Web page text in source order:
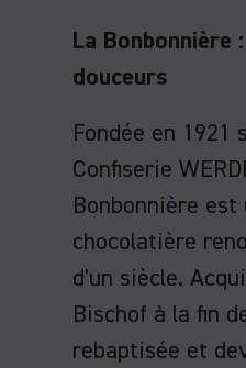
La Bonbonnière
douceurs
Fondée en 1921
Confiserie
Bonbonnière est
chocolatière
d'un siècle.
Bischof à la fin
rebaptisée et